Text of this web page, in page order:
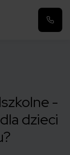
-
dzieci